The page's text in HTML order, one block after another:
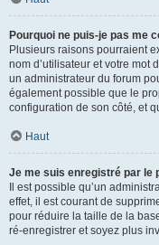
Pourquoi ne puis-je pas me
Plusieurs raisons pourraient
nom d’utilisateur et votre mot
un administrateur du forum
également possible que le
configuration de son côté, et
Haut
Je me suis enregistré par le
Il est possible qu’un
effet, il est courant de
pour réduire la taille de la
ré-enregistrer et soyez plus